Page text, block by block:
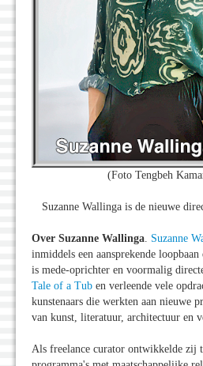
(Foto Tengbeh
Suzanne Wallinga is de nieuwe
Over Suzanne Wallinga Suzanne
inmiddels een aansprekende
is mede-oprichter en voormalig
Tale of a Tub en verleende vele
kunstenaars die werkten aan nieuwe
van kunst, literatuur, architectuur en
Als freelance curator ontwikkelde zij